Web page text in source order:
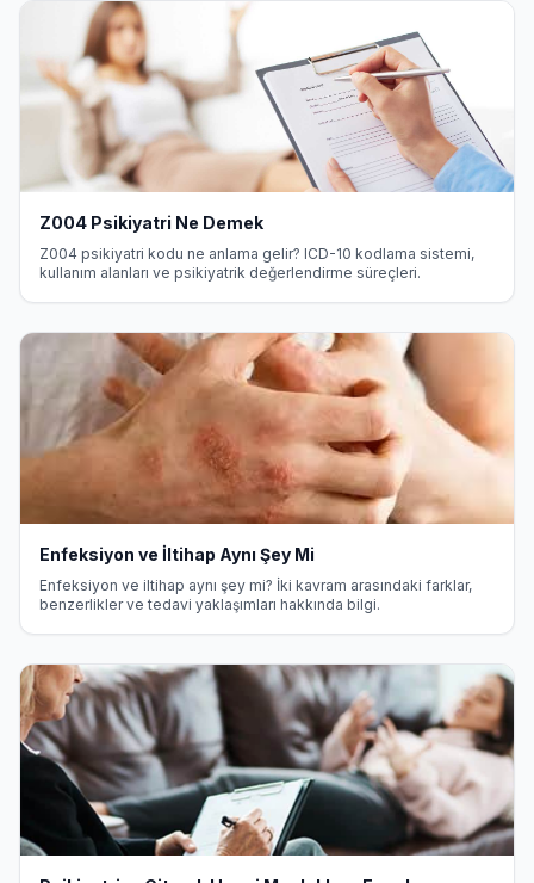
Z004 Psikiyatri Ne Demek
Z004 psikiyatri kodu ne anlama gelir? ICD-10 kodlama sistemi,
kullanım alanları ve psikiyatrik değerlendirme süreçleri.
Enfeksiyon ve İltihap Aynı Şey Mi
Enfeksiyon ve iltihap aynı şey mi? İki kavram arasındaki farklar,
benzerlikler ve tedavi yaklaşımları hakkında bilgi.